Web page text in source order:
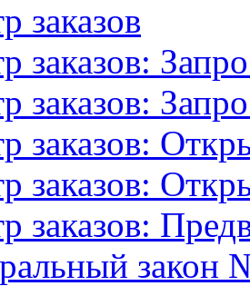
заказов
заказов:
заказов:
заказов:
заказов:
заказов:
закон